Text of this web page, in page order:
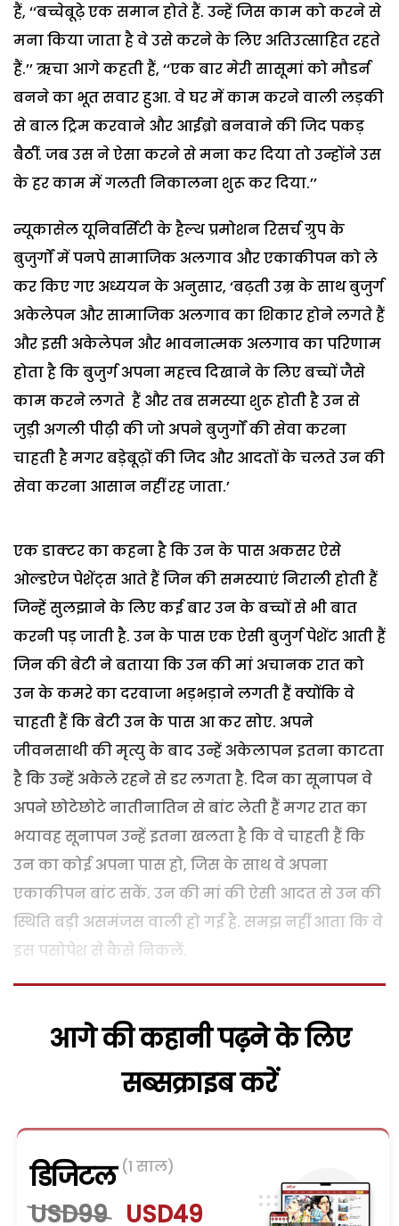
हैं, ‘‘बच्चेबूढ़े एक समान होते हैं. उन्हें जिस काम को करने से
मना किया जाता है वे उसे करने के लिए अतिउत्साहित रहते
हैं.’’ ऋचा आगे कहती हैं, ‘‘एक बार मेरी सासूमां को मौडर्न
बनने का भूत सवार हुआ. वे घर में काम करने वाली लड़की
से बाल ट्रिम करवाने और आईब्रो बनवाने की जिद पकड़
बैठीं. जब उस ने ऐसा करने से मना कर दिया तो उन्होंने उस
के हर काम में गलती निकालना शुरू कर दिया.’’
न्यूकासेल यूनिवर्सिटी के हैल्थ प्रमोशन रिसर्च ग्रुप के
बुजुर्गों में पनपे सामाजिक अलगाव और एकाकीपन को ले
कर किए गए अध्ययन के अनुसार, ‘बढ़ती उम्र के साथ बुजुर्ग
अकेलेपन और सामाजिक अलगाव का शिकार होने लगते हैं
और इसी अकेलेपन और भावनात्मक अलगाव का परिणाम
होता है कि बुजुर्ग अपना महत्त्व दिखाने के लिए बच्चों जैसे
काम करने लगते हैं और तब समस्या शुरू होती है उन से
जुड़ी अगली पीढ़ी की जो अपने बुजुर्गों की सेवा करना
चाहती है मगर बड़ेबूढ़ों की जिद और आदतों के चलते उन की
सेवा करना आसान नहीं रह जाता.’
एक डाक्टर का कहना है कि उन के पास अकसर ऐसे
ओल्डऐज पेशेंट्स आते हैं जिन की समस्याएं निराली होती हैं
जिन्हें सुलझाने के लिए कई बार उन के बच्चों से भी बात
करनी पड़ जाती है. उन के पास एक ऐसी बुजुर्ग पेशेंट आती हैं
जिन की बेटी ने बताया कि उन की मां अचानक रात को
उन के कमरे का दरवाजा भड़भड़ाने लगती हैं क्योंकि वे
चाहती हैं कि बेटी उन के पास आ कर सोए. अपने
जीवनसाथी की मृत्यु के बाद उन्हें अकेलापन इतना काटता
है कि उन्हें अकेले रहने से डर लगता है. दिन का सूनापन वे
अपने छोटेछोटे नातीनातिन से बांट लेती हैं मगर रात का
भयावह सूनापन उन्हें इतना खलता है कि वे चाहती हैं कि
उन का कोई अपना पास हो, जिस के साथ वे अपना
एकाकीपन बांट सकें. उन की मां की ऐसी आदत से उन की
स्थिति बड़ी असमंजस वाली हो गई है. समझ नहीं आता कि वे
इस पसोपेश से कैसे निकलें.
आगे की कहानी पढ़ने के लिए
सब्सक्राइब करें
डिजिटल (1 साल)
USD99 USD49